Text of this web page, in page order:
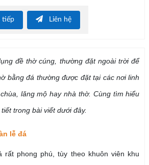
tiếp Liên hệ
đề thờ cúng, thường đặt ngoài trời để
bằng đá thường được đặt tại các nơi linh
lăng mộ hay nhà thờ. Cùng tìm hiểu
trong bài viết dưới đây.
lễ đá
rất phong phú, tùy theo khuôn viên khu